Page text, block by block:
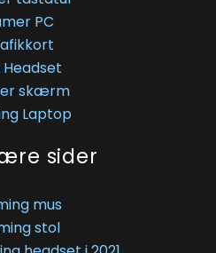
PC
Headset
skærm
Laptop
sider
mus
stol